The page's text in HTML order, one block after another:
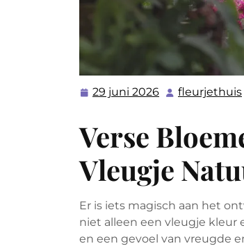
29 juni 2026 29
2026
fleurjethuis
Verse
Vleugje
Er is iets magisch aan het
niet alleen een vleugje kleur
en een gevoel van vreugde